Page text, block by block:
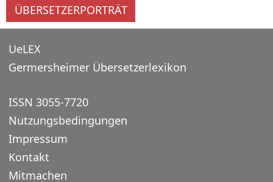
ÜBERSETZERPORTRÄT
UeLEX
Germersheimer Übersetzerlexikon
ISSN 3055-7720
Nutzungsbedingungen
Impressum
Kontakt
Mitmachen